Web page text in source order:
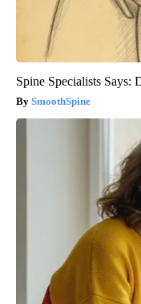
Spine Specialists Says:
SmoothSpine